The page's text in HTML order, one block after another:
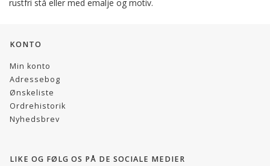
rustfri stå eller med emalje og motiv.
KONTO
Min konto
Adressebog
Ønskeliste
Ordrehistorik
Nyhedsbrev
LIKE OG FØLG OS PÅ DE SOCIALE MEDIER